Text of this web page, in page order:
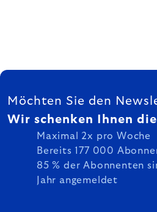
FUSSZEILE
Möchten Sie den
Wir schenken Ihnen
Maximal 2x pro Woche
Bereits 177 000
85 % der Abonnenten
Jahr angemeldet